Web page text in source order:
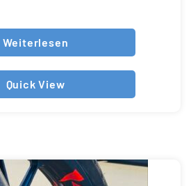
Weiterlesen
Quick View